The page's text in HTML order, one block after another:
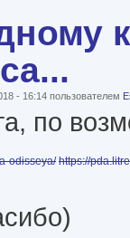
- 16:14 пользователем
по
odisseya/ https://